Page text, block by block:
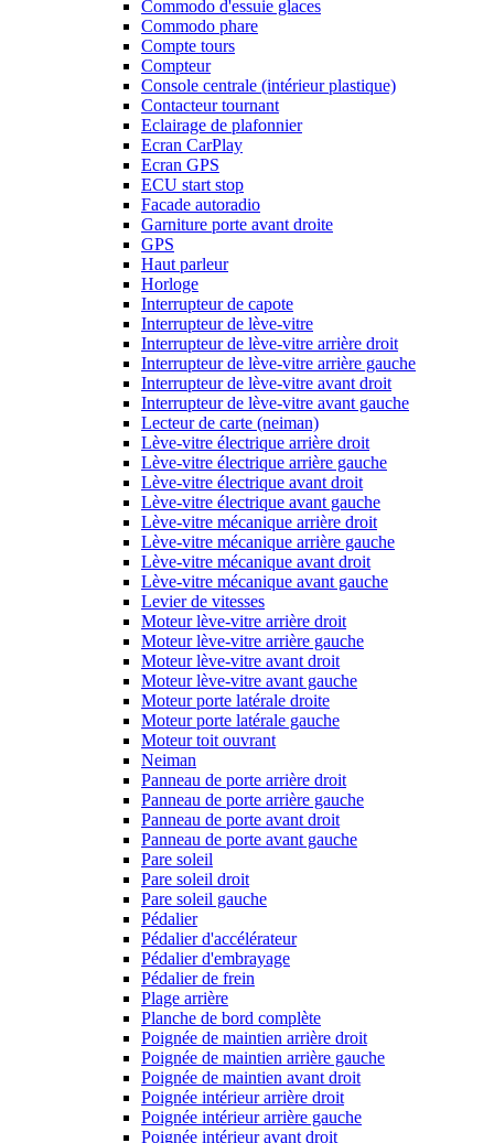
Commodo d'essuie glaces
Commodo phare
Compte tours
Compteur
Console centrale (intérieur plastique)
Contacteur tournant
Eclairage de plafonnier
Ecran CarPlay
Ecran GPS
ECU start stop
Facade autoradio
Garniture porte avant droite
GPS
Haut parleur
Horloge
Interrupteur de capote
Interrupteur de lève-vitre
Interrupteur de lève-vitre arrière droit
Interrupteur de lève-vitre arrière gauche
Interrupteur de lève-vitre avant droit
Interrupteur de lève-vitre avant gauche
Lecteur de carte (neiman)
Lève-vitre électrique arrière droit
Lève-vitre électrique arrière gauche
Lève-vitre électrique avant droit
Lève-vitre électrique avant gauche
Lève-vitre mécanique arrière droit
Lève-vitre mécanique arrière gauche
Lève-vitre mécanique avant droit
Lève-vitre mécanique avant gauche
Levier de vitesses
Moteur lève-vitre arrière droit
Moteur lève-vitre arrière gauche
Moteur lève-vitre avant droit
Moteur lève-vitre avant gauche
Moteur porte latérale droite
Moteur porte latérale gauche
Moteur toit ouvrant
Neiman
Panneau de porte arrière droit
Panneau de porte arrière gauche
Panneau de porte avant droit
Panneau de porte avant gauche
Pare soleil
Pare soleil droit
Pare soleil gauche
Pédalier
Pédalier d'accélérateur
Pédalier d'embrayage
Pédalier de frein
Plage arrière
Planche de bord complète
Poignée de maintien arrière droit
Poignée de maintien arrière gauche
Poignée de maintien avant droit
Poignée intérieur arrière droit
Poignée intérieur arrière gauche
Poignée intérieur avant droit